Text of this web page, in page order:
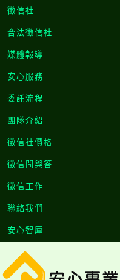
徵信社
合法徵信社
媒體報導
安心服務
委託流程
團隊介紹
徵信社價格
徵信問與答
徵信工作
聯絡我們
安心智庫